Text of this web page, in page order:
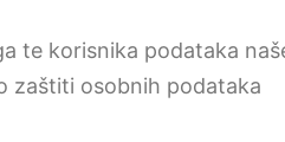
te korisnika podataka
zaštiti osobnih podataka